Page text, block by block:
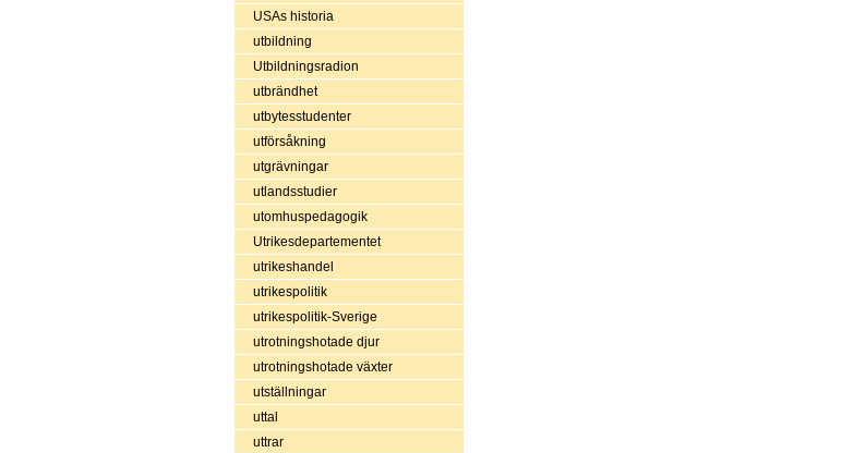
USAs historia
utbildning
Utbildningsradion
utbrändhet
utbytesstudenter
utförsåkning
utgrävningar
utlandsstudier
utomhuspedagogik
Utrikesdepartementet
utrikeshandel
utrikespolitik
utrikespolitik-Sverige
utrotningshotade djur
utrotningshotade växter
utställningar
uttal
uttrar